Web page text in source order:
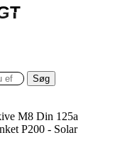
Søg
M8 Din 125a
P200 - Solar